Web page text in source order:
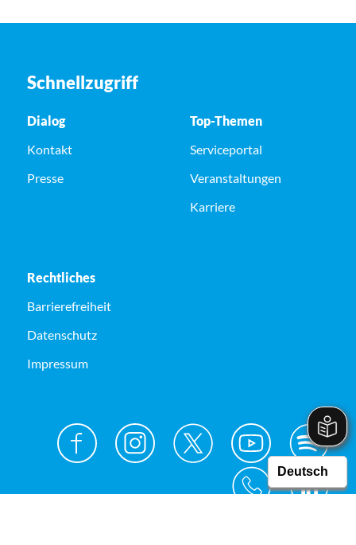
Schnellzugriff
Dialog
Kontakt
Presse
Top-Themen
Serviceportal
Veranstaltungen
Karriere
Rechtliches
Barrierefreiheit
Datenschutz
Impressum